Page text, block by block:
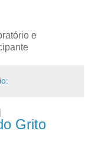
e
Grito